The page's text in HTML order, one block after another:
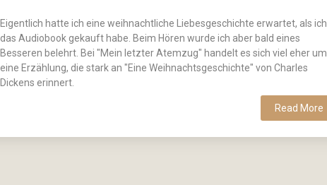
Eigentlich hatte ich eine weihnachtliche Liebesgeschichte erwartet, als ich
das Audiobook gekauft habe. Beim Hören wurde ich aber bald eines
Besseren belehrt. Bei "Mein letzter Atemzug" handelt es sich viel eher um
eine Erzählung, die stark an "Eine Weihnachtsgeschichte" von Charles
Dickens erinnert.
Read More